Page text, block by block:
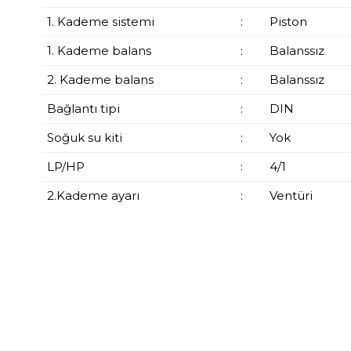
1. Kademe sistemi
:
Piston
1. Kademe balans
:
Balanssız
2. Kademe balans
:
Balanssız
Bağlantı tipi
:
DIN
Soğuk su kiti
:
Yok
LP/HP
:
4/1
2.Kademe ayarı
: Ventüri